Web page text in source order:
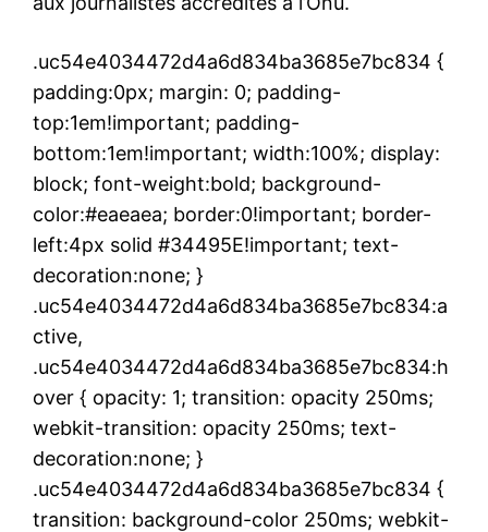
.uc54e4034472d4a6d834ba3685e7bc834 {
padding:0px; margin: 0; padding-
top:1em!important; padding-
bottom:1em!important; width:100%; display:
block; font-weight:bold; background-
color:#eaeaea; border:0!important; border-
left:4px solid #34495E!important; text-
decoration:none; }
.uc54e4034472d4a6d834ba3685e7bc834:a
ctive,
.uc54e4034472d4a6d834ba3685e7bc834:h
over { opacity: 1; transition: opacity 250ms;
webkit-transition: opacity 250ms; text-
decoration:none; }
.uc54e4034472d4a6d834ba3685e7bc834 {
transition: background-color 250ms; webkit-